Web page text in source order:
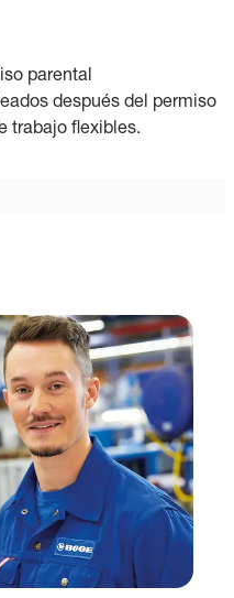
parental
después del permiso
trabajo flexibles.